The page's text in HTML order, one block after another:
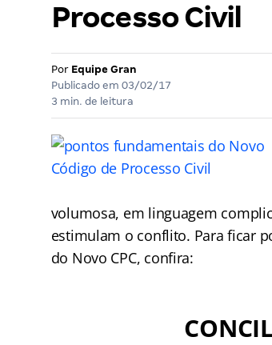
Processo Civil
Por Equipe Gran
Publicado em 03/02/17
3 min. de leitura
volumosa, em linguagem
estimulam o conflito. Para ficar
do Novo CPC, confira: